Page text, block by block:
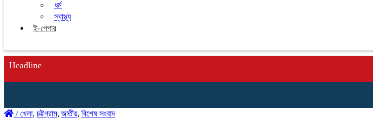
ধর্ম
স্বাস্থ্য
ই-পেপার
Headline
/ খেলা, চট্টগ্রাম, জাতীয়, বিশেষ সংবাদ